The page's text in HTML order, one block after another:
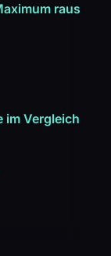
raus
im Vergleich